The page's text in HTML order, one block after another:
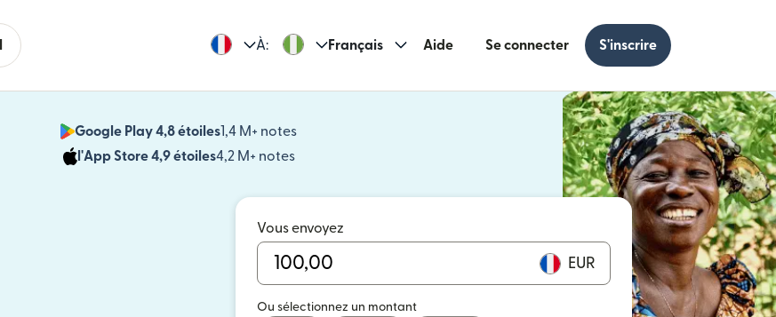
À: Français Aide Se connecter S'inscrire
Google Play 4,8 étoiles1,4 M+ notes
l'App Store 4,9 étoiles4,2 M+ notes
(s'ouvre dans une nouvelle fenêtre)
Vous envoyez
EUR
Ou sélectionnez un montant